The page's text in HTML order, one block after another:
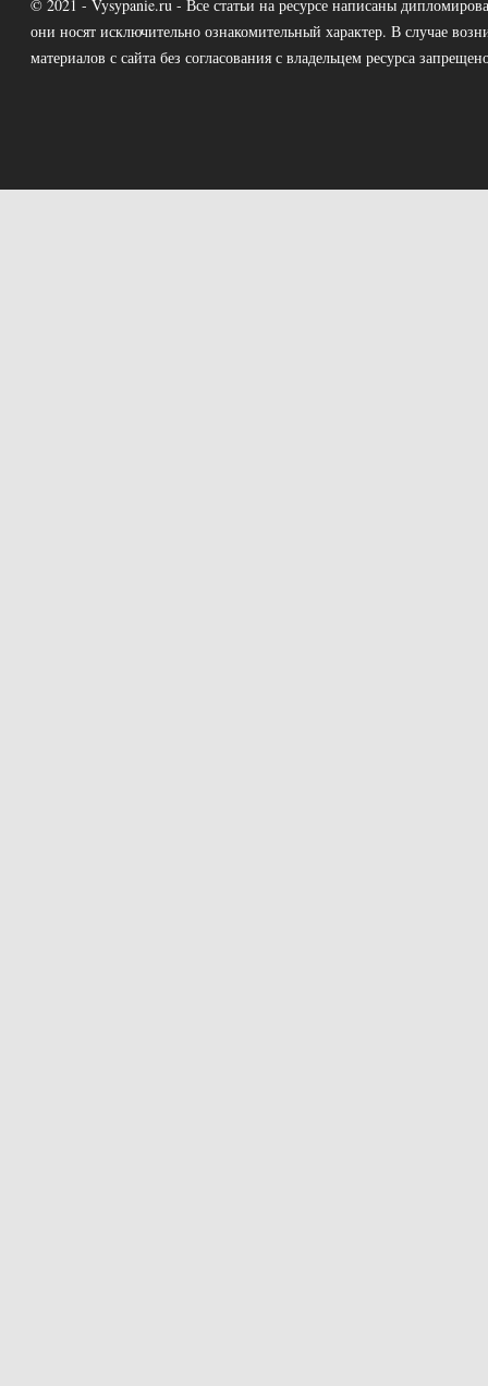
© 2021 - Vysypanie.ru - Все статьи на ресурсе написаны
они носят исключительно ознакомительный характер. В случае
материалов с сайта без согласования с владельцем ресурса